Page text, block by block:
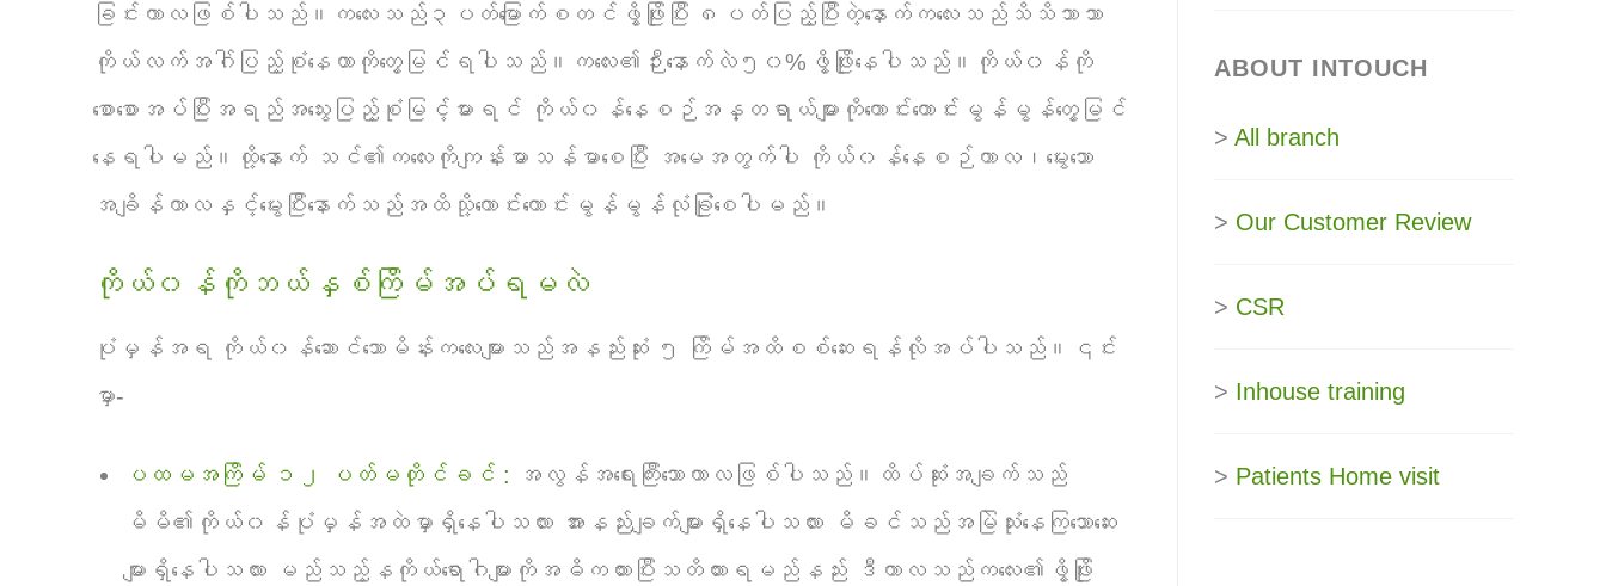
ခြင်းကာလဖြစ်ပါသည်။ကလေးသည်၃ပတ်မြောက်စတင်ဖွိ့ဖြိုးပြီး ၈ပတ်ပြည့်ပြီးတဲ့နောက်ကလေးသည်သိသိသာသာ
ကိုယ်လက်အဂ်ါပြည့်စုံနေတာကိုတွေ့မြင်ရပါသည်။ကလေး၏ဉီးနောက်လဲ၅၀%ဖွိ့ဖြိုးနေပါသည်။ကိုယ်၀န်ကို
စောစောအပ်ပြီးအရည်အသွေးပြည့်စုံမြင့်မားရင် ကိုယ်၀န်နေစဉ်အန္တရာယ်များကိုကောင်းကောင်းမွန်မွန်တွေ့မြင်
နေရပါမည်။ထို့နောက် သင်၏ကလေးကိုကျန်းမာသန်မာစေပြီး အမေအတွက်ပါ ကိုယ်၀န်နေစဉ်ကာလ၊မွေးသော
အချိန်ကာလနှင့်မွေးပြီးနောက်သည်အထိသို့ကောင်းကောင်းမွန်မွန်လုံခြုံစေပါမည်။
ကိုယ်၀န်ကိုဘယ်နှစ်ကြိမ်အပ်ရမလဲ
ပုံမှန်အရ ကိုယ်၀န်ဆောင်သောမိန်းကလေးများသည်အနည်းဆုံး ၅ ကြိမ်အထိစစ်ဆေးရန်လိုအပ်ပါသည်။၎င်း
မှာ-
ပထမအကြိမ် ၁၂ ပတ်မတိုင်ခင် : အလွန်အရေးကြီးသောကာလဖြစ်ပါသည်။ထိပ်ဆုံးအချက်သည်
မိမိ၏ကိုယ်၀န်ပုံမှန်အထဲမှာရှိနေပါသလား အားနည်းချက်များရှိနေပါသလား မိခင်သည်အမြဲသုံးနေကြသောဆေး
များရှိနေပါသလား မည်သည့်နကိုယ်ရောဂါများကိုအဓိကထားပြီးသတိထားရမည်နည်း ဒီကာလသည်ကလေး၏ဖွိ့ဖြိုး
ABOUT INTOUCH
> All branch
> Our Customer Review
> CSR
> Inhouse training
> Patients Home visit